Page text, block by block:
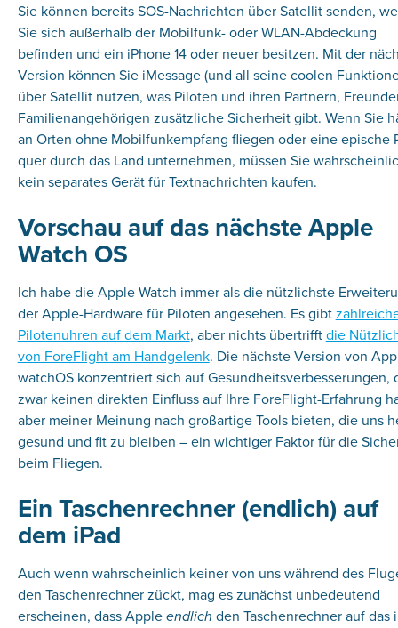
Sie können bereits SOS-Nachrichten über Satellit senden,
Sie sich außerhalb der Mobilfunk- oder WLAN-Abdeckung
befinden und ein iPhone 14 oder neuer besitzen. Mit der
Version können Sie iMessage (und all seine coolen
über Satellit nutzen, was Piloten und ihren Partnern,
Familienangehörigen zusätzliche Sicherheit gibt. Wenn Sie
an Orten ohne Mobilfunkempfang fliegen oder eine epische
quer durch das Land unternehmen, müssen Sie
kein separates Gerät für Textnachrichten kaufen.
Vorschau auf das nächste Apple
Watch OS
Ich habe die Apple Watch immer als die nützlichste
der Apple-Hardware für Piloten angesehen. Es gibt
Pilotenuhren auf dem Markt, aber nichts übertrifftdie
von ForeFlight am Handgelenk. Die nächste Version von
watchOS konzentriert sich auf Gesundheitsverbesserungen,
zwar keinen direkten Einfluss auf Ihre ForeFlight-Erfahrung
aber meiner Meinung nach großartige Tools bieten, die uns
gesund und fit zu bleiben – ein wichtiger Faktor für die
beim Fliegen.
Ein Taschenrechner (endlich) auf
dem iPad
Auch wenn wahrscheinlich keiner von uns während des
den Taschenrechner zückt, mag es zunächst unbedeutend
erscheinen, dass Apple endlich den Taschenrechner auf das